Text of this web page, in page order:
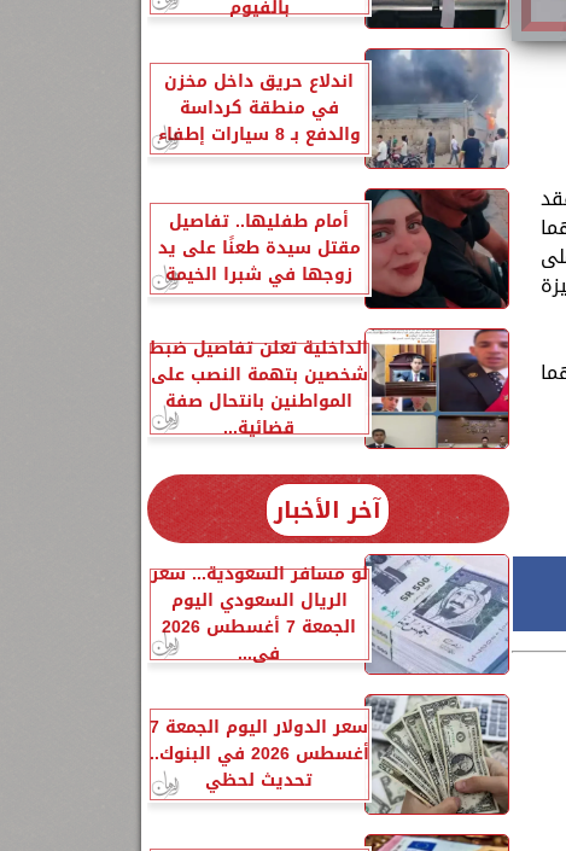
بالفيوم
اندلاع حريق داخل مخزن
في منطقة كرداسة
والدفع بـ 8 سيارات إطفاء
أمام طفليها.. تفاصيل
مقتل سيدة طعنًا على يد
زوجها في شبرا الخيمة
الداخلية تعلن تفاصيل ضبط
شخصين بتهمة النصب على
المواطنين بانتحال صفة
قضائية...
آخر الأخبار
لو مسافر السعودية... سعر
الريال السعودي اليوم
الجمعة 7 أغسطس 2026
في...
سعر الدولار اليوم الجمعة 7
أغسطس 2026 في البنوك..
تحديث لحظي